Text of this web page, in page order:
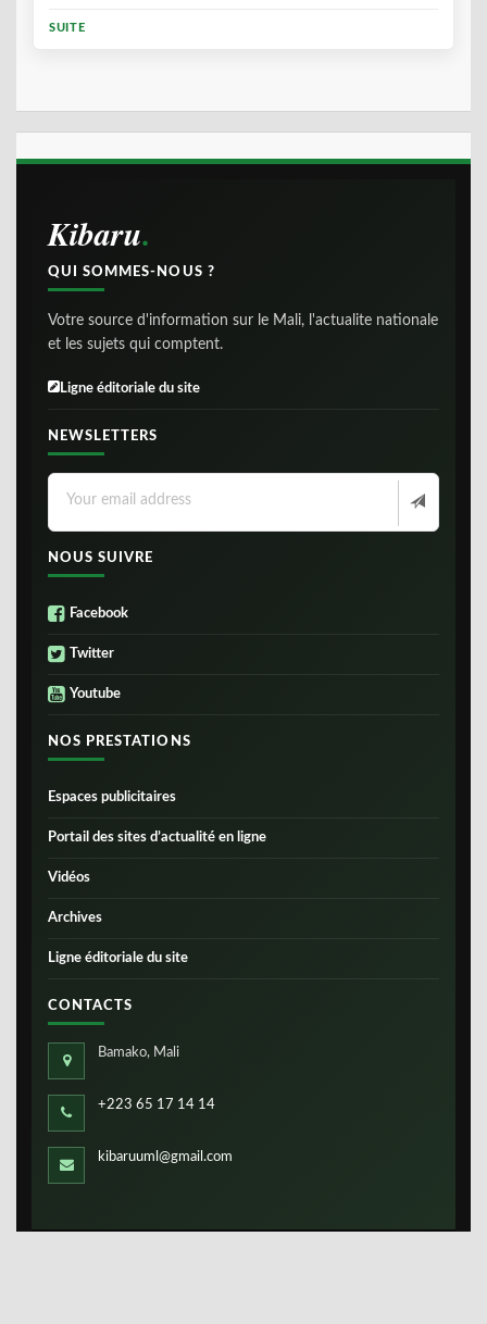
SUITE
Kibaru
QUI SOMMES-NOUS ?
Votre source d'information sur le Mali, l'actualite nationale
et les sujets qui comptent.
Ligne éditoriale du site
NEWSLETTERS
NOUS SUIVRE
Facebook
Twitter
Youtube
NOS PRESTATIONS
Espaces publicitaires
Portail des sites d’actualité en ligne
Vidéos
Archives
Ligne éditoriale du site
CONTACTS
Bamako, Mali
+223 65 17 14 14
kibaruuml@gmail.com